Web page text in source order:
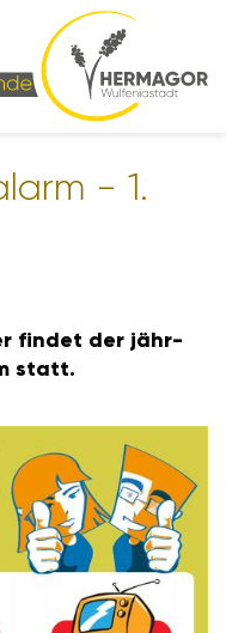
- 1.
findet der jähr­
statt.